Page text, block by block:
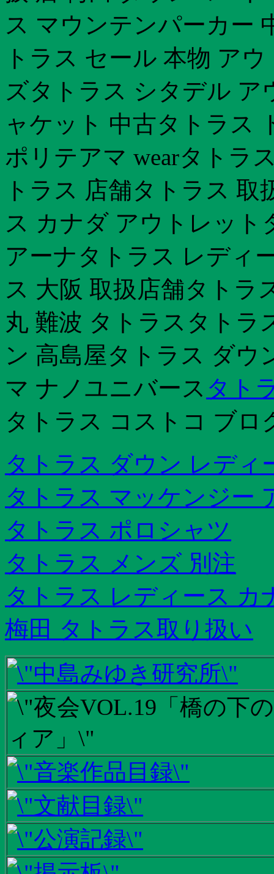
ス マウンテンパーカー
トラス セール 本物 ア
ズタトラス シタデル
ャケット 中古タトラス
ポリテアマ wearタトラ
トラス 店舗タトラス
ス カナダ アウトレッ
アーナタトラス レディ
ス 大阪 取扱店舗タトラ
丸 難波 タトラスタトラ
ン 高島屋タトラス ダウ
マ ナノユニバース タト
タトラス コストコ ブ
タトラス ダウン レディ
タトラス マッケンジー
タトラス ポロシャツ
タトラス メンズ 別注
タトラス レディース カ
梅田 タトラス取り扱い